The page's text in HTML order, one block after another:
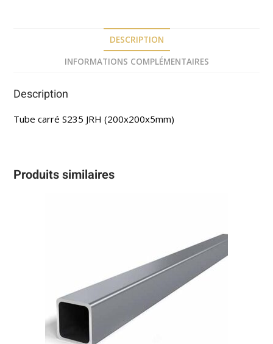
DESCRIPTION
INFORMATIONS COMPLÉMENTAIRES
Description
Tube carré S235 JRH (200x200x5mm)
Produits similaires